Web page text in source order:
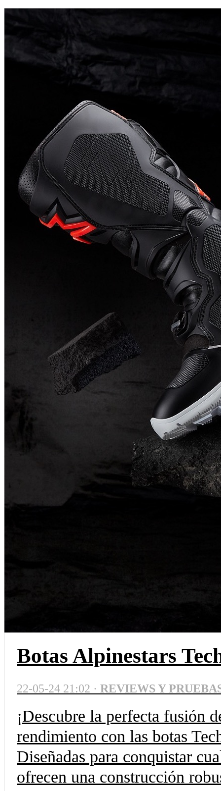
Botas Alpinestars
22-05-24 21:02 · REVIEWS Y
¡Descubre la perfecta fusión
rendimiento con las botas
Diseñadas para conquistar
ofrecen una construcción